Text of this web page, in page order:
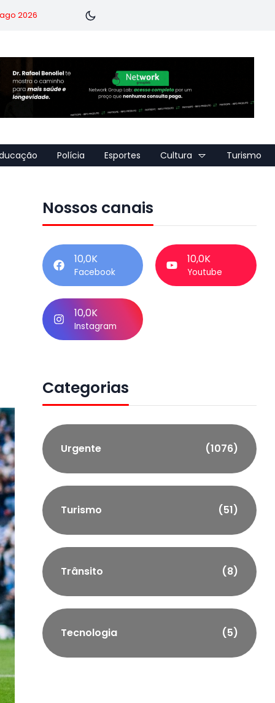
2026
Polícia Esportes Cultura Turismo
Nossos canais
10,0K
Facebook
10,0K
Youtube
10,0K
Instagram
Categorias
Urgente (1076)
Turismo (51)
Trânsito (8)
Tecnologia (5)